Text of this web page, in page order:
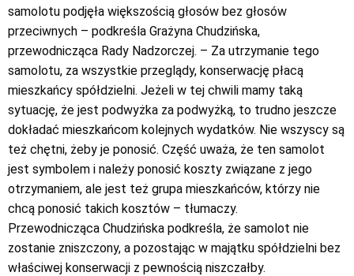
samolotu podjęła większością głosów bez głosów
przeciwnych – podkreśla Grażyna Chudzińska,
przewodnicząca Rady Nadzorczej. – Za utrzymanie tego
samolotu, za wszystkie przeglądy, konserwację płacą
mieszkańcy spółdzielni. Jeżeli w tej chwili mamy taką
sytuację, że jest podwyżka za podwyżką, to trudno jeszcze
dokładać mieszkańcom kolejnych wydatków. Nie wszyscy są
też chętni, żeby je ponosić. Część uważa, że ten samolot
jest symbolem i należy ponosić koszty związane z jego
otrzymaniem, ale jest też grupa mieszkańców, którzy nie
chcą ponosić takich kosztów – tłumaczy.
Przewodnicząca Chudzińska podkreśla, że samolot nie
zostanie zniszczony, a pozostając w majątku spółdzielni bez
właściwej konserwacji z pewnością niszczałby.